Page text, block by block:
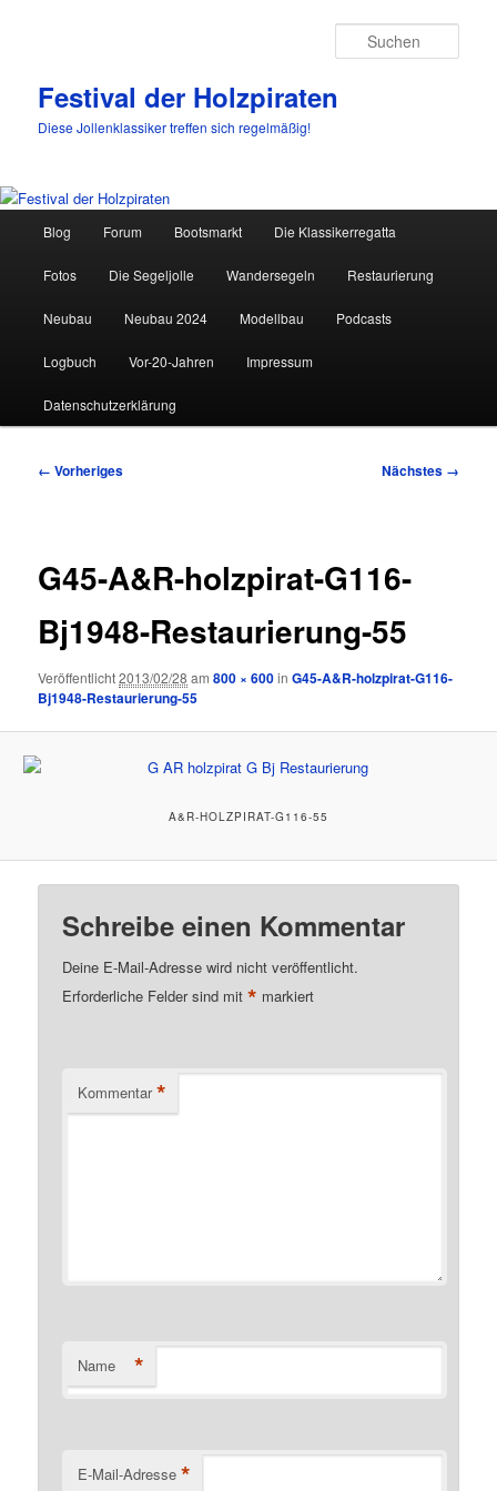
Festival der Holzpiraten
Diese Jollenklassiker treffen sich regelmäßig!
Zum
primären
Inhalt
springen
Blog Forum Bootsmarkt Die Klassikerregatta
Fotos Die Segeljolle Wandersegeln Restaurierung
Neubau Neubau 2024 Modellbau Podcasts
Logbuch Vor-20-Jahren Impressum
Datenschutzerklärung
Bilder-
← Vorheriges Nächstes →
G45-A&R-holzpirat-G116-
Bj1948-Restaurierung-55
Veröffentlicht2013/02/28 am800 × 600inG45-A&R-holzpirat-G116-
Bj1948-Restaurierung-55
A&R-HOLZPIRAT-G116-55
Schreibe einen Kommentar
Deine E-Mail-Adresse wird nicht veröffentlicht.
Erforderliche Felder sind mit* markiert
Kommentar *
Name *
E-Mail-Adresse *